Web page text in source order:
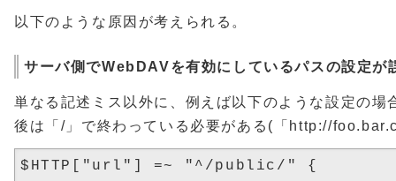
以下のような原因が考えられる。
サーバ側でWebDAVを有効にしているパスの設定が
単なる記述ミス以外に、例えば以下のような設定の場
後は「/」で終わっている必要がある(「http://
$HTTP["url"] =~ "^/public/" {